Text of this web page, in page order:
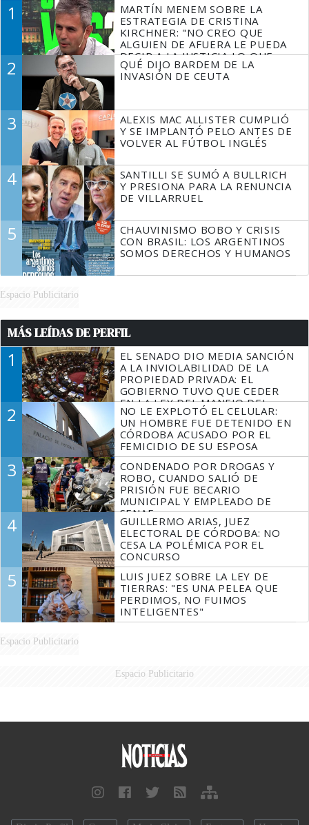
1
MARTÍN MENEM SOBRE LA
ESTRATEGIA DE CRISTINA
KIRCHNER: "NO CREO QUE
ALGUIEN DE AFUERA LE PUEDA
DECIR A LA JUSTICIA LO QUE
TIENE QUE HACER"
2
QUÉ DIJO BARDEM DE LA
INVASIÓN DE CEUTA
3
ALEXIS MAC ALLISTER CUMPLIÓ
Y SE IMPLANTÓ PELO ANTES DE
VOLVER AL FÚTBOL INGLÉS
4
SANTILLI SE SUMÓ A BULLRICH
Y PRESIONA PARA LA RENUNCIA
DE VILLARRUEL
5
CHAUVINISMO BOBO Y CRISIS
CON BRASIL: LOS ARGENTINOS
SOMOS DERECHOS Y HUMANOS
Espacio Publicitario
MÁS LEÍDAS DE PERFIL
1
EL SENADO DIO MEDIA SANCIÓN
A LA INVIOLABILIDAD DE LA
PROPIEDAD PRIVADA: EL
GOBIERNO TUVO QUE CEDER
EN LA LEY DEL MANEJO DEL
FUEGO
2
NO LE EXPLOTÓ EL CELULAR:
UN HOMBRE FUE DETENIDO EN
CÓRDOBA ACUSADO POR EL
FEMICIDIO DE SU ESPOSA
3
CONDENADO POR DROGAS Y
ROBO, CUANDO SALIÓ DE
PRISIÓN FUE BECARIO
MUNICIPAL Y EMPLEADO DE
SENAF
4
GUILLERMO ARIAS, JUEZ
ELECTORAL DE CÓRDOBA: NO
CESA LA POLÉMICA POR EL
CONCURSO
5
LUIS JUEZ SOBRE LA LEY DE
TIERRAS: "ES UNA PELEA QUE
PERDIMOS, NO FUIMOS
INTELIGENTES"
Espacio Publicitario
Espacio Publicitario